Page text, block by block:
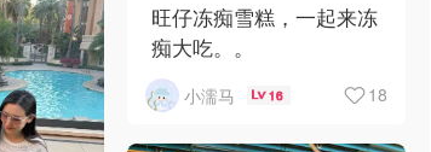
旺仔冻痴雪糕，一起来冻
痴大吃。。
小濡马 16 18